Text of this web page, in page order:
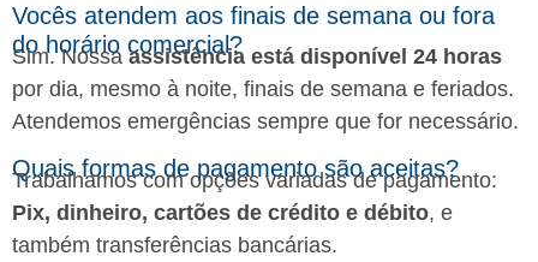
Vocês atendem aos finais de semana ou fora
do horário comercial?
Sim. Nossaassistência está disponível 24 horas
por dia, mesmo à noite, finais de semana e feriados.
Atendemos emergências sempre que for necessário.
Quais formas de pagamento são aceitas?
Trabalhamos com opções variadas de pagamento:
Pix, dinheiro, cartões de crédito e débito, e
também transferências bancárias.